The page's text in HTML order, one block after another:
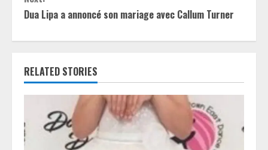
t
i
n
u
e
Dua Lipa a annoncé son mariage avec Callum Turner
RELATED STORIES